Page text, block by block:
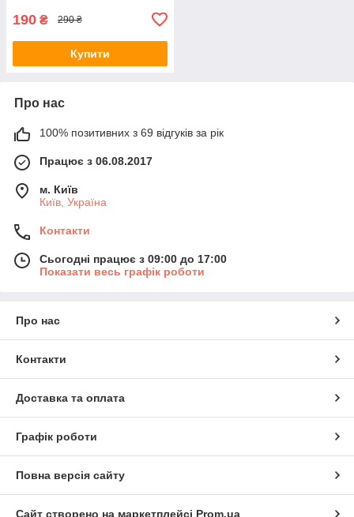
190 ₴ 290 ₴
Купити
Про нас
100% позитивних з 69 відгуків за рік
Працює з 06.08.2017
м. Київ
Київ, Україна
Контакти
Сьогодні працює з 09:00 до 17:00
Показати весь графік роботи
Про нас
Контакти
Доставка та оплата
Графік роботи
Повна версія сайту
Сайт створено на маркетплейсі Prom.ua